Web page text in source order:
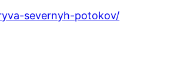
severnyh-potokov/